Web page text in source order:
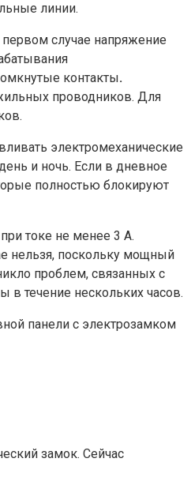
линии.
случае напряжение
контакты.
проводников. Для
электромеханические
и ночь. Если в дневное
полностью блокируют
токе не менее 3 А.
нельзя, поскольку мощный
проблем, связанных с
течение нескольких часов.
панели с электрозамком
замок. Сейчас